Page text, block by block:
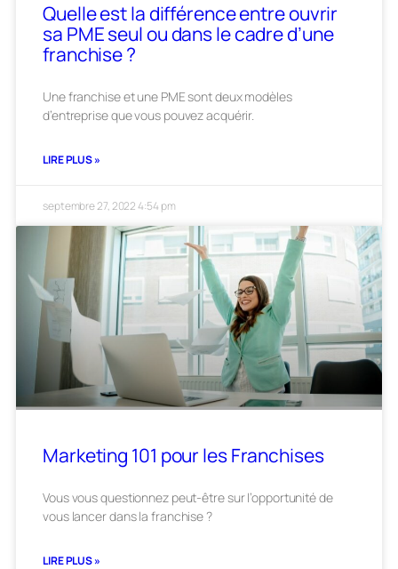
Quelle est la différence entre ouvrir
sa PME seul ou dans le cadre d’une
franchise ?
Une franchise et une PME sont deux modèles
d’entreprise que vous pouvez acquérir.
LIRE PLUS »
septembre 27, 20224:54 pm
Marketing 101 pour les Franchises
Vous vous questionnez peut-être sur l’opportunité de
vous lancer dans la franchise ?
LIRE PLUS »